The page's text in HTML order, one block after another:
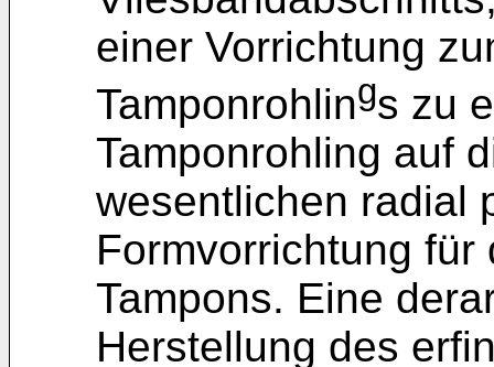
einer Vorrichtung
Tamponrohlings zu
Tamponrohling auf
wesentlichen radial
Formvorrichtung
Tampons. Eine
Herstellung des